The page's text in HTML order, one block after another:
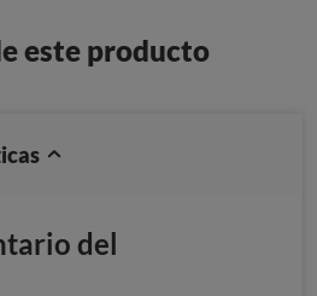
este producto
del